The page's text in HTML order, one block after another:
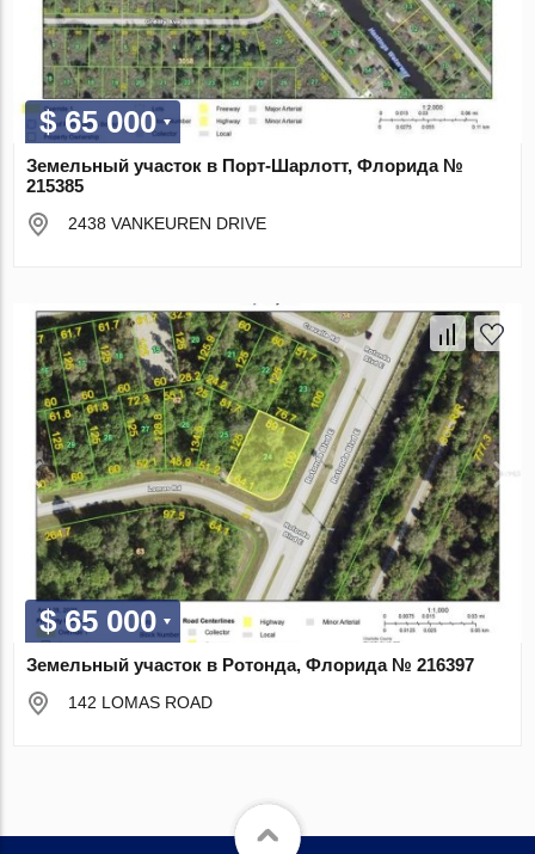
$ 65 000
Земельный участок в Порт-Шарлотт, Флорида №
215385
2438 VANKEUREN DRIVE
$ 65 000
Земельный участок в Ротонда, Флорида № 216397
142 LOMAS ROAD